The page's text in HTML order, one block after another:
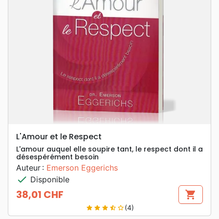
L'Amour et le Respect
L'amour auquel elle soupire tant, le respect dont il a
désespérément besoin
Auteur : Emerson Eggerichs
check Disponible
Prix
38,01 CHF shopping_cart
star star star star_half star_border(4)